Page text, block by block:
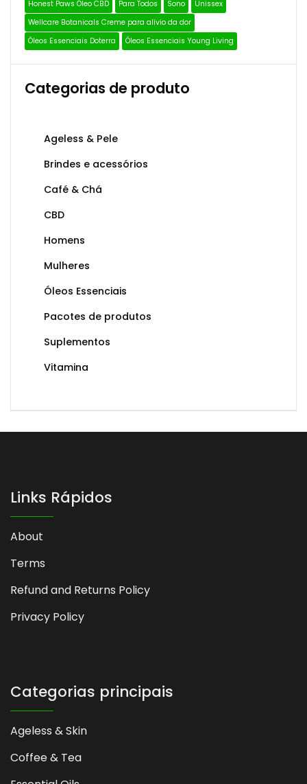
Honest Paws Óleo CBD
Para Todos Sono
Unissex
Wellcare Botanicals Creme para alívio da dor
Óleos Essenciais Doterra
Óleos Essenciais Young Living
Categorias de produto
Ageless & Pele
Brindes e acessórios
Café & Chá
CBD
Homens
Mulheres
Óleos Essenciais
Pacotes de produtos
Suplementos
Vitamina
Links Rápidos
About
Terms
Refund and Returns Policy
Privacy Policy
Categorias principais
Ageless & Skin
Coffee & Tea